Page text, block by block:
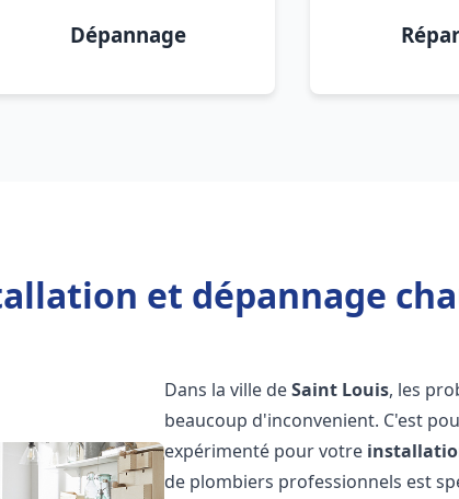
Dépannage
et dépannage
Dans la ville deSaint Louis, les
beaucoup d'inconvenient. C'est
expérimenté pour votre
de plombiers professionnels est